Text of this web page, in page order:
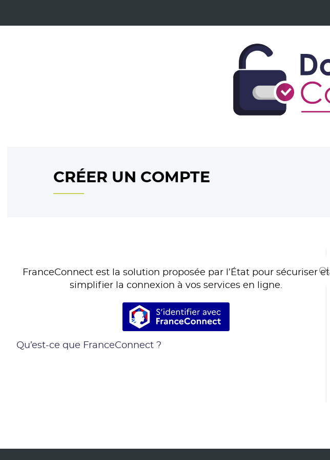
CRÉER UN COMPTE
FranceConnect est la solution proposée par l’État pour sécuriser et
simplifier la connexion à vos services en ligne.
S’identifier avec FranceConnect
Qu’est-ce que FranceConnect ?